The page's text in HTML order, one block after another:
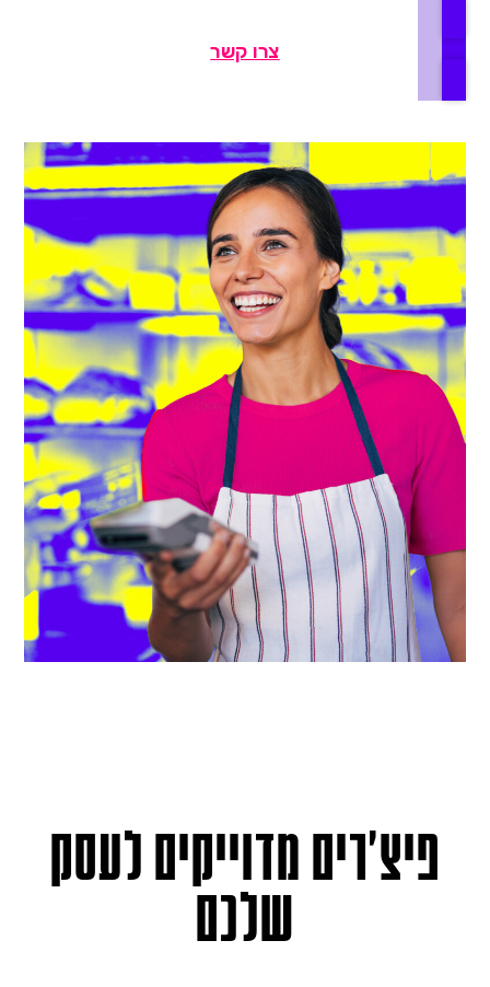
צרו קשר
פיצ'ריםמדוייקיםלעסק
שלכם